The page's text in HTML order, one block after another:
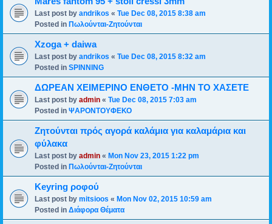
Last post by andrikos « Tue Dec 08, 2015 8:38 am
Posted in Πωλούνται-Ζητούνται
Xzoga + daiwa
Last post by andrikos « Tue Dec 08, 2015 8:32 am
Posted in SPINNING
ΔΩΡΕΑΝ ΧΕΙΜΕΡΙΝΟ ΕΝΘΕΤΟ -ΜΗΝ ΤΟ ΧΑΣΕΤΕ
Last post by admin « Tue Dec 08, 2015 7:03 am
Posted in ΨΑΡΟΝΤΟΥΦΕΚΟ
Ζητούνται πρός αγορά καλάμια για καλαμάρια και
φύλακα
Last post by admin « Mon Nov 23, 2015 1:22 pm
Posted in Πωλούνται-Ζητούνται
Keyring ροφού
Last post by mitsioos « Mon Nov 02, 2015 10:59 am
Posted in Διάφορα Θέματα